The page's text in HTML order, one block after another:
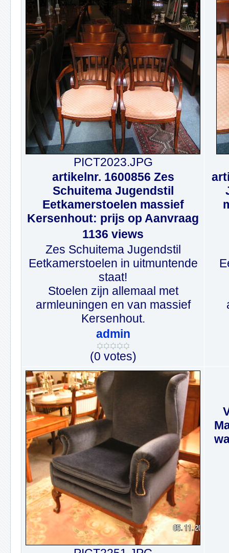
PICT2023.JPG
artikelnr. 1600856 Zes
Schuitema Jugendstil
Eetkamerstoelen massief
Kersenhout: prijs op Aanvraag
1136 views
Zes Schuitema Jugendstil
Eetkamerstoelen in uitmuntende
staat!
Stoelen zijn allemaal met
armleuningen en van massief
Kersenhout.
admin
(0 votes)